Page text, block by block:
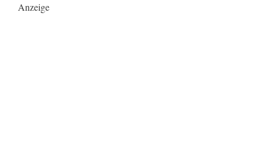
Anzeige